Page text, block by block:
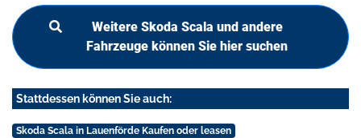
Weitere Skoda Scala und andere
Fahrzeuge können Sie hier suchen
Stattdessen können Sie auch:
Skoda Scala in Lauenförde Kaufen oder leasen